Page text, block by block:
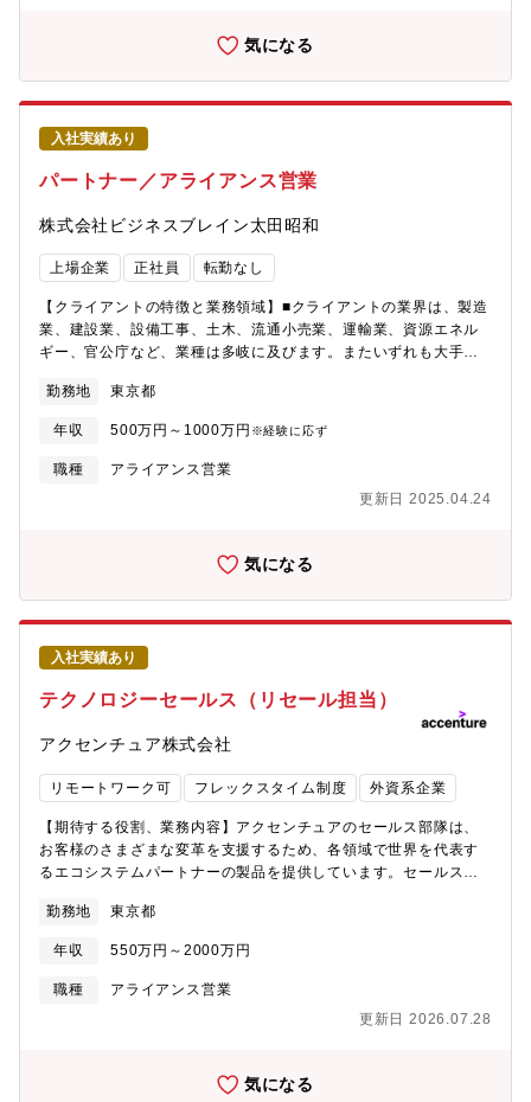
け、1億人を超える会員基盤と豊富なアセットを活用し、これから
の行動情報、決済サービス等の購買情報、様々なパートナー企業
と、ドコモの研究開発部門やパートナーの新しい技術を利用し
アにとってよりよいものにする変革に挑戦しています。多くのパ
むことで、幅広い業界のスキルや見識の拡大にもつながると思い
ーケティングをアップデートしていきましょう！■参考情報①働く
環境・フレックス制度（コアタイムレス）、1時間単位で取得でき
る有給休暇などにより、柔軟に働くことができます。・オンライ
ンツールを活用したコミュニケーションにより、チーム全員が在
道発表
共に構築、拡大することを期待しています。※ご経験・スキル・
ご希望に合わせて業務内容は柔軟に検討いたしますので、選考内
で是非お気軽にご相談ください。◆協業先については以下プレス
リリースをご覧ください（エネルギー機器メーカー・小売電気事
業者との協業）
https://www.shizenenergy.net/2024/07/09/
気になる
入社実績あり
パートナー／アライアンス営業
株式会社ビジネスブレイン太田昭和
上場企業 正社員 転勤なし
【クライアントの特徴と業務領域】■クライアントの業界は、製造
業、建設業、設備工事、土木、流通小売業、運輸業、資源エネル
ギー、官公庁など、業種は多岐に及びます。またいずれも大手上
を達成するための基幹系業務システムの新規構築や改修プロジェ
クトを担当します。■業務領域主に会計領域（一般会計、債権債
務、入出金、固定資産等）を中心に販売、購買、在庫、生産、原
価管理など、会計領域周辺の業務システムまでを包括した提案を
識が身につきます。■業務内容パートナー／アライアンス営業会
BPOサービス販売において、外販パートナーの発掘及び販促企画
の立案・運営を行い、直販の営業もしくはグループ企業と連携し
ながら、主に大規模顧客をターゲットとした営業活動を行いま
す。【プロジェクト（例）】■流通業：会計パッケージのグループ
会社展開■建設業・設備工事業：原価管理システム、調達購買シス
テム、工事管理システム（テンプレート導入）■製造業生産管理シ
ステム、販売管理システム、原価管理システム（パッケージ導
入）■運輸業輸出入管理システム、会計システム、販売・購買シス
テム■資源・エネルギー業：請求入金管理システム、社内申請（ワ
ークフロー）システム■官公庁省庁内での各種業務システム※その
他：自社会計パッケージ（ACTシリーズ）の導入 他■募集部門
営業企画本部■歓迎条件：・会計等のパッケージ営業、BPO営業の
経験・会計知識を有する方（簿記2級程度）・日商簿記2級、基本
情報・応用情報 ※いずれも保有者は優遇
勤務地 東京都
年収 500万円～1000万円 ※経験に応ず
職種
アライアンス営業
更新日 2025.04.24
気になる
入社実績あり
テクノロジーセールス（リセール担当）
アクセンチュア株式会社
リモートワーク可 フレックスタイム制度 外資系企業
【期待する役割、業務内容】アクセンチュアのセールス部隊は、
お客様のさまざまな変革を支援するため、各領域で世界を代表す
るエコシステムパートナーの製品を提供しています。セールス担
ど多様なステークホルダーと連携し、エコシステムパートナーの
製品をアクセンチュアを通じて導入・販売するための計画を取り
まとめて実行に移し、数値目標の達成を目指します。また、アク
センチュアのグローバルネットワークを活かし、日本法人のない
るなど、グローバル企業としての強みを活かしたビジネスを推進
勤務地 東京都
年収 550万円～2000万円
職種
アライアンス営業
更新日 2026.07.28
気になる